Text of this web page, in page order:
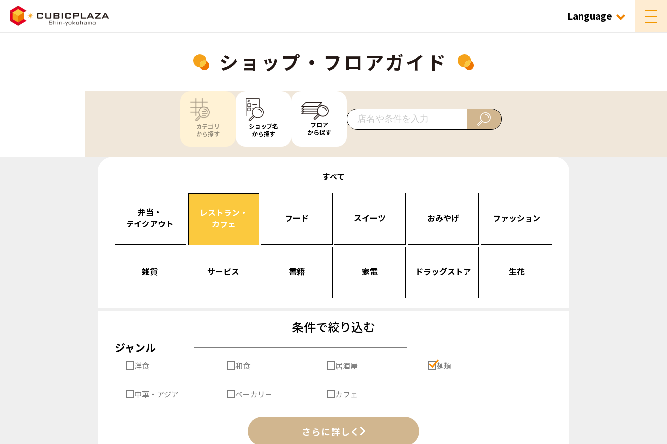
Language
ショップ・フロアガイド
カテゴリ
から探す
ショップ名
から探す
フロア
から探す
すべて
弁当・
テイクアウト
レストラン・
カフェ
フード スイーツ おみやげ ファッション
雑貨 サービス 書籍 家電 ドラッグストア 生花
条件で絞り込む
ジャンル
洋食 和食 居酒屋 麺類
中華・アジア ベーカリー カフェ
さらに詳しく